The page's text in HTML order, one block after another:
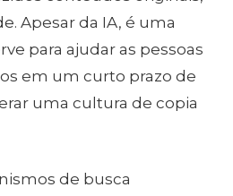
Apesar da IA, é uma
para ajudar as pessoas
em um curto prazo de
uma cultura de copia
de busca